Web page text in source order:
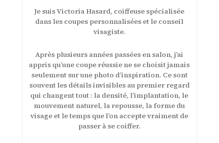
Je suis Victoria Hasard, coiffeuse spécialisée
dans les coupes personnalisées et le conseil
visagiste.
Après plusieurs années passées en salon, j’ai
appris qu’une coupe réussie ne se choisit jamais
seulement sur une photo d’inspiration. Ce sont
souvent les détails invisibles au premier regard
qui changent tout : la densité, l’implantation, le
mouvement naturel, la repousse, la forme du
visage et le temps que l’on accepte vraiment de
passer à se coiffer.